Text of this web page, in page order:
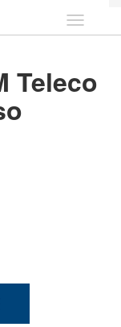
Idioma
Teleco